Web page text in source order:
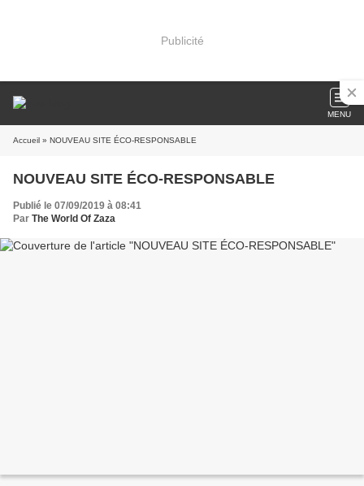
Publicité
MENU
Accueil » NOUVEAU SITE ÉCO-RESPONSABLE
NOUVEAU SITE ÉCO-RESPONSABLE
Publié le 07/09/2019 à 08:41
Par The World Of Zaza